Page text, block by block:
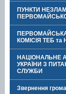
ПУНКТИ
КОМІСІЯ ТЕБ та
НАЦІОНАЛЬНЕ
УКРАЇНИ З
СЛУЖБИ
Звернення